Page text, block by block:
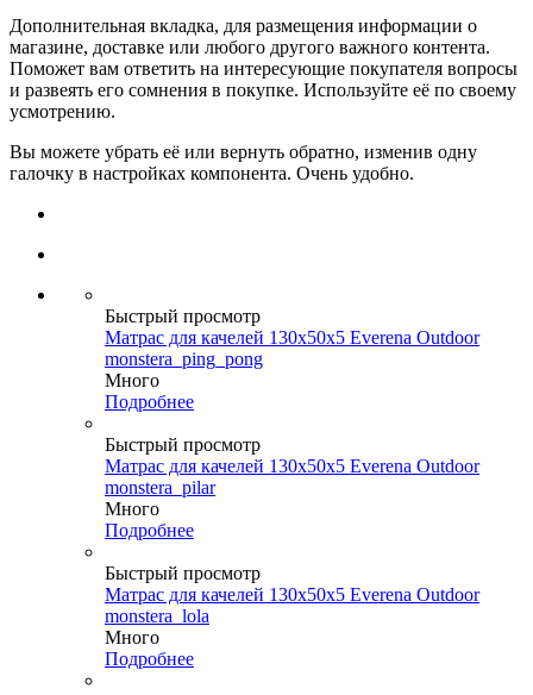
Дополнительная вкладка, для размещения информации о
магазине, доставке или любого другого важного контента.
Поможет вам ответить на интересующие покупателя вопросы
и развеять его сомнения в покупке. Используйте её по своему
усмотрению.
Вы можете убрать её или вернуть обратно, изменив одну
галочку в настройках компонента. Очень удобно.
Быстрый просмотр
Матрас для качелей 130х50х5 Everena Outdoor
monstera_ping_pong
Много
Подробнее
Быстрый просмотр
Матрас для качелей 130х50х5 Everena Outdoor
monstera_pilar
Много
Подробнее
Быстрый просмотр
Матрас для качелей 130х50х5 Everena Outdoor
monstera_lola
Много
Подробнее